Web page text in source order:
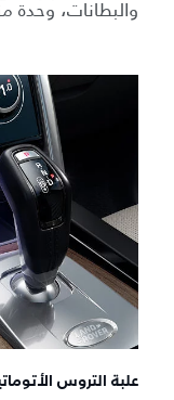
والبطانات، وحدة
علبة التروس